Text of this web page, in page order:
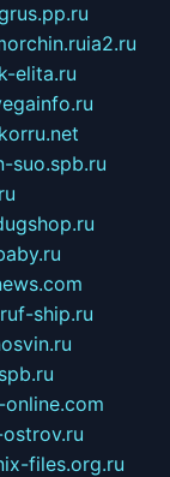
ia2.ru
elita.ru
korru.net
suo.spb.ru
f-ship.ru
files.org.ru